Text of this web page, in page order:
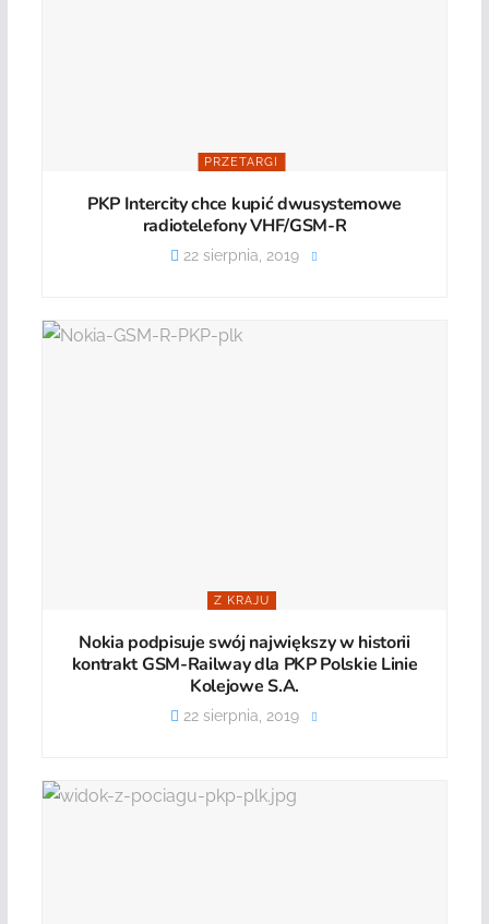
PRZETARGI
PKP Intercity chce kupić dwusystemowe
radiotelefony VHF/GSM-R
22 sierpnia, 2019
Z KRAJU
Nokia podpisuje swój największy w historii
kontrakt GSM-Railway dla PKP Polskie Linie
Kolejowe S.A.
22 sierpnia, 2019